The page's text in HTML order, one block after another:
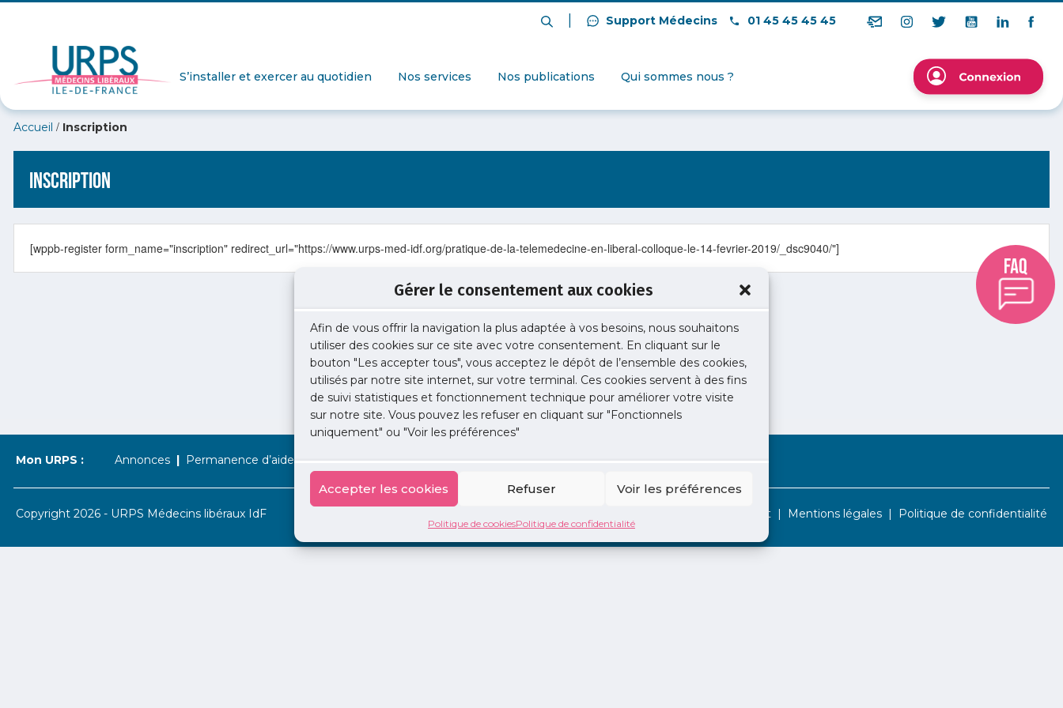
Gérer le consentement aux cookies
Afin de vous offrir la navigation la plus adaptée à vos besoins, nous souhaitons
utiliser des cookies sur ce site avec votre consentement. En cliquant sur le
bouton "Les accepter tous", vous acceptez le dépôt de l’ensemble des cookies,
utilisés par notre site internet, sur votre terminal. Ces cookies servent à des fins
de suivi statistiques et fonctionnement technique pour améliorer votre visite
sur notre site. Vous pouvez les refuser en cliquant sur "Fonctionnels
uniquement" ou "Voir les préférences"
Accepter les cookies Refuser Voir les préférences
Politique de cookiesPolitique de confidentialité
Support Médecins 01 45 45 45 45
S’installer et exercer au quotidien Nos services Nos publications Qui sommes nous ?
Accueil / Inscription
Inscription
[wppb-register form_name="inscription" redirect_url="https://www.urps-med-idf.org/pratique-de-la-telemedecine-en-liberal-colloque-le-14-fevrier-2019/_dsc9040/"]
Mon URPS : Annonces Permanence d’aide à l’installation La Centrale 2 jours en libéral Adopte 1 Doc
Copyright 2026 - URPS Médecins libéraux IdF Contact Mentions légales Politique de confidentialité